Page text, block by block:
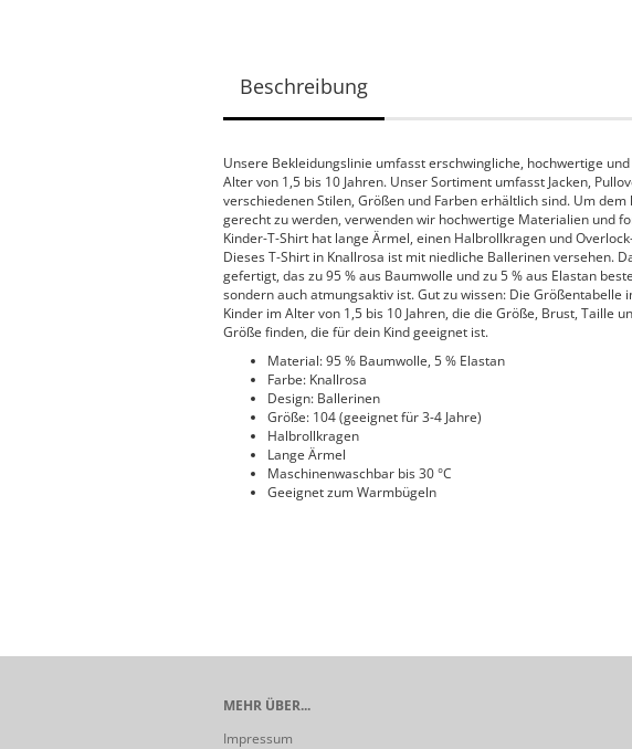
Beschreibung
Unsere Bekleidungslinie umfasst erschwingliche, hochwertige
Alter von 1,5 bis 10 Jahren. Unser Sortiment umfasst Jacken,
verschiedenen Stilen, Größen und Farben erhältlich sind. Um
gerecht zu werden, verwenden wir hochwertige Materialien und
Kinder-T-Shirt hat lange Ärmel, einen Halbrollkragen und
Dieses T-Shirt in Knallrosa ist mit niedliche Ballerinen versehen.
gefertigt, das zu 95 % aus Baumwolle und zu 5 % aus Elastan
sondern auch atmungsaktiv ist. Gut zu wissen: Die
Kinder im Alter von 1,5 bis 10 Jahren, die die Größe, Brust, Taille
Größe finden, die für dein Kind geeignet ist.
Material: 95 % Baumwolle, 5 % Elastan
Farbe: Knallrosa
Design: Ballerinen
Größe: 104 (geeignet für 3-4 Jahre)
Halbrollkragen
Lange Ärmel
Maschinenwaschbar bis 30 °C
Geeignet zum Warmbügeln
MEHR ÜBER...
Impressum